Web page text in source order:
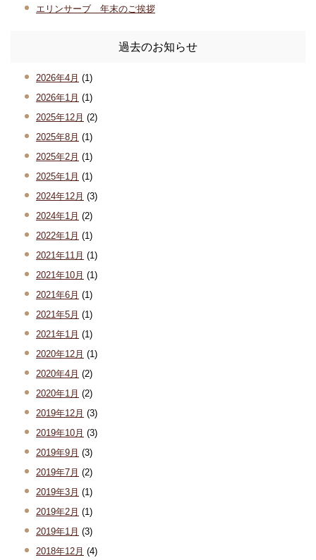
エリンサーブ 年末のご挨拶
過去のお知らせ
2026年4月 (1)
2026年1月 (1)
2025年12月 (2)
2025年8月 (1)
2025年2月 (1)
2025年1月 (1)
2024年12月 (3)
2024年1月 (2)
2022年1月 (1)
2021年11月 (1)
2021年10月 (1)
2021年6月 (1)
2021年5月 (1)
2021年1月 (1)
2020年12月 (1)
2020年4月 (2)
2020年1月 (2)
2019年12月 (3)
2019年10月 (3)
2019年9月 (3)
2019年7月 (2)
2019年3月 (1)
2019年2月 (1)
2019年1月 (3)
2018年12月 (4)